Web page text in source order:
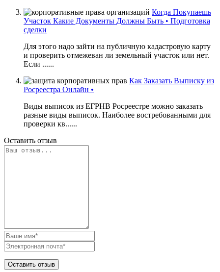
Когда Покупаешь
Участок Какие Документы Должны Быть • Подготовка
сделки
Для этого надо зайти на публичную кадастровую карту
и проверить отмежеван ли земельный участок или нет.
Если ......
Как Заказать Выписку из
Росреестра Онлайн •
Виды выписок из ЕГРНВ Росреестре можно заказать
разные виды выписок. Наиболее востребованными для
проверки кв......
Оставить отзыв